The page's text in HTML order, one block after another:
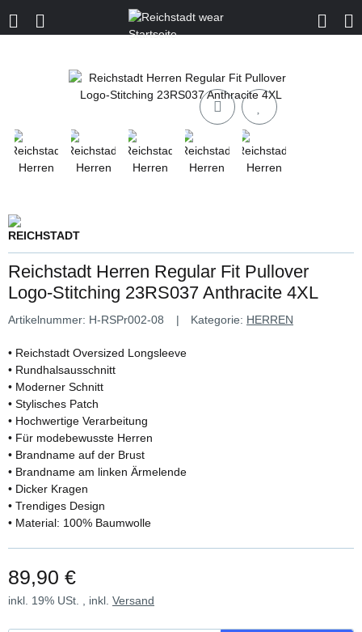
Reichstadt Herren Regular Fit Pullover
Logo-Stitching 23RS037 Anthracite 4XL
Artikelnummer: H-RSPr002-08 Kategorie: HERREN
• Reichstadt Oversized Longsleeve
• Rundhalsausschnitt
• Moderner Schnitt
• Stylisches Patch
• Hochwertige Verarbeitung
• Für modebewusste Herren
• Brandname auf der Brust
• Brandname am linken Ärmelende
• Dicker Kragen
• Trendiges Design
• Material: 100% Baumwolle
89,90 €
inkl. 19% USt. , inkl. Versand